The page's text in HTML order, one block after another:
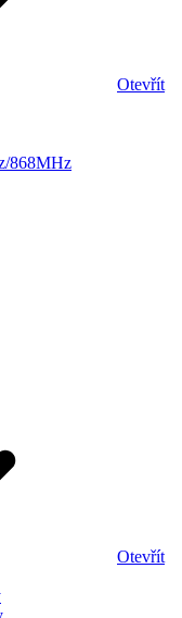
Otevřít
868MHz
Otevřít